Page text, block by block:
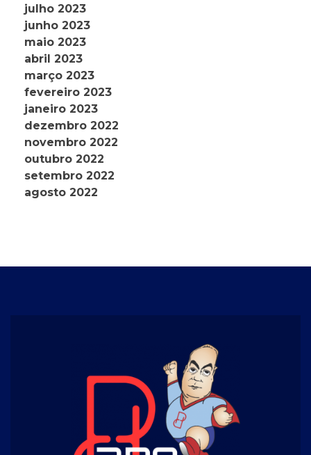
julho 2023
junho 2023
maio 2023
abril 2023
março 2023
fevereiro 2023
janeiro 2023
dezembro 2022
novembro 2022
outubro 2022
setembro 2022
agosto 2022